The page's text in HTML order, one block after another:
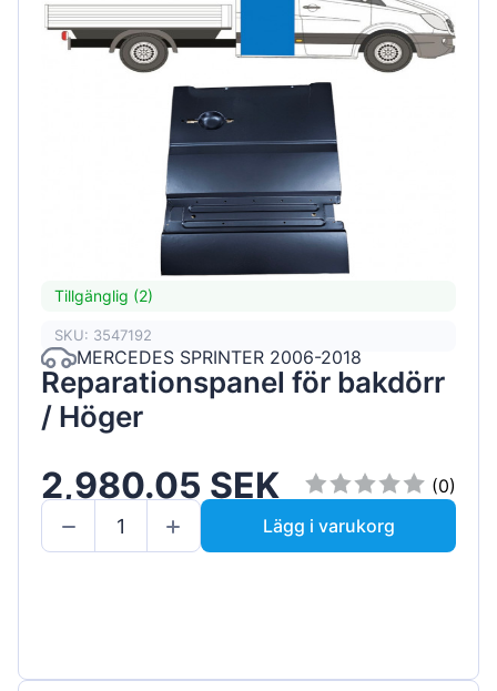
Tillgänglig (2)
SKU: 3547192
MERCEDES SPRINTER 2006-2018
Reparationspanel för bakdörr
/ Höger
2,980.05 SEK
(0)
Lägg i varukorg